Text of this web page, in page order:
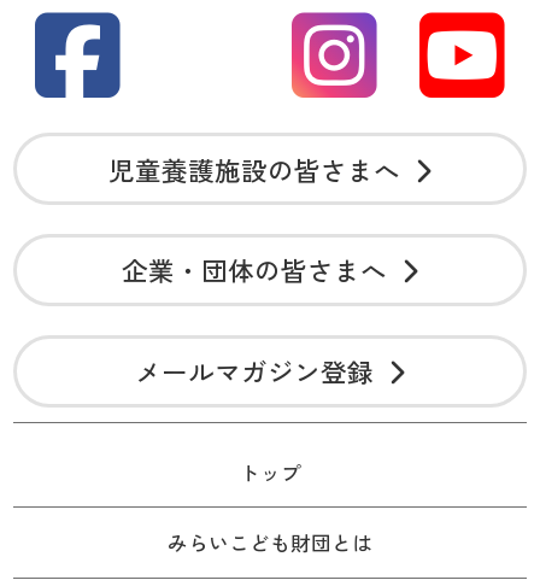
児童養護施設の皆さまへ
企業・団体の皆さまへ
メールマガジン登録
トップ
みらいこども財団とは